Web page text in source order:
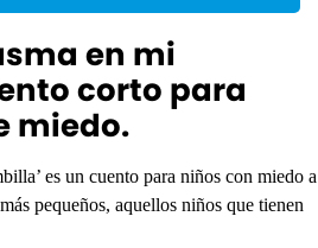
en mi
corto para
miedo.
es un cuento para niños con miedo a
pequeños, aquellos niños que tienen